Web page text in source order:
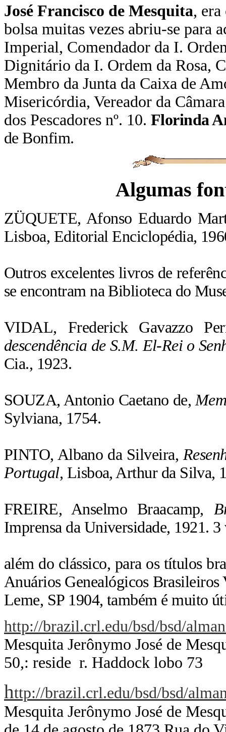
José Francisco de Mesquita,
bolsa muitas vezes abriu-se para
Imperial, Comendador da I.
Dignitário da I. Ordem da Rosa,
Membro da Junta da Caixa de
Misericórdia, Vereador da
dos Pescadores nº. 10. Florinda
de Bonfim.
Algumas
ZÜQUETE, Afonso Eduardo
Lisboa, Editorial Enciclopédia,
Outros excelentes livros de
se encontram na Biblioteca do
VIDAL, Frederick Gavazzo
descendência de S.M. El-Rei o
Cia., 1923.
SOUZA, Antonio Caetano de,
Sylviana, 1754.
PINTO, Albano da Silveira,
Portugal, Lisboa, Arthur da Silva,
FREIRE, Anselmo Braacamp,
Imprensa da Universidade, 1921. 3
além do clássico, para os títulos
Anuários Genealógicos
Leme, SP 1904, também é muito
http://brazil.crl.edu/bsd/bsd/
Mesquita Jerônymo José de
50,: reside r. Haddock lobo 73
http://brazil.crl.edu/bsd/bsd/
Mesquita Jerônymo José de